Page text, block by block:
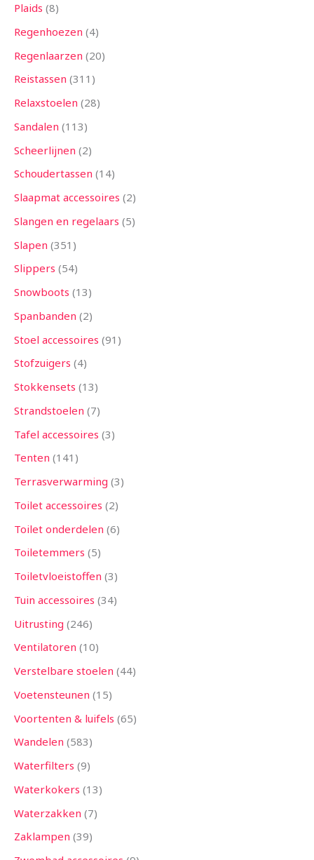
Plaids 8
Regenhoezen 4
Regenlaarzen 20
Reistassen 311
Relaxstoelen 28
Sandalen 113
Scheerlijnen 2
Schoudertassen 14
Slaapmat accessoires 2
Slangen en regelaars 5
Slapen 351
Slippers 54
Snowboots 13
Spanbanden 2
Stoel accessoires 91
Stofzuigers 4
Stokkensets 13
Strandstoelen 7
Tafel accessoires 3
Tenten 141
Terrasverwarming 3
Toilet accessoires 2
Toilet onderdelen 6
Toiletemmers 5
Toiletvloeistoffen 3
Tuin accessoires 34
Uitrusting 246
Ventilatoren 10
Verstelbare stoelen 44
Voetensteunen 15
Voortenten & luifels 65
Wandelen 583
Waterfilters 9
Waterkokers 13
Waterzakken 7
Zaklampen 39